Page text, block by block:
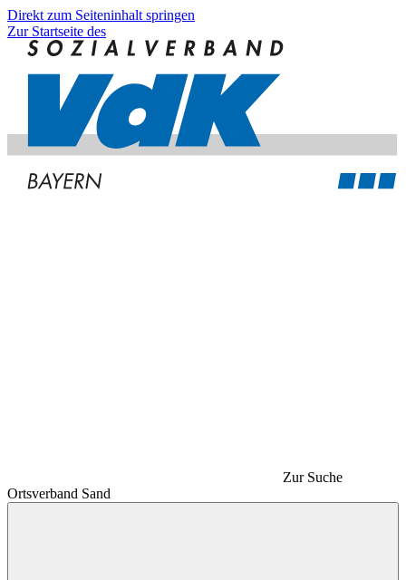
Direkt zum Seiteninhalt springen
Zur Startseite des
Zur Suche
Ortsverband Sand